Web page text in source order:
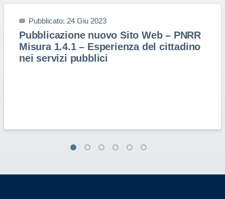
Pubblicato: 24 Giu 2023
Pubblicazione nuovo Sito Web – PNRR
Misura 1.4.1 – Esperienza del cittadino
nei servizi pubblici